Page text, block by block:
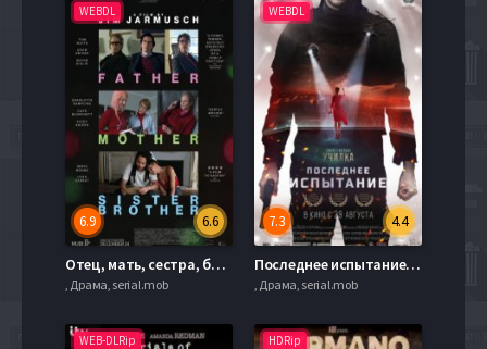
WEBDL
6.6
6.9
Отец, мать, сестра, брат (2025)
, Драма, serial.mob
WEBDL
4.4
7.3
Последнее испытание / Училка: Испытание (2018)
, Драма, serial.mob
WEB-DLRip
HDRip